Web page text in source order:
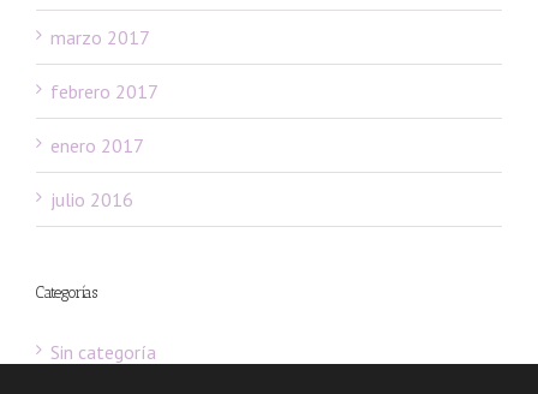
marzo 2017
febrero 2017
enero 2017
julio 2016
Categorías
Sin categoría